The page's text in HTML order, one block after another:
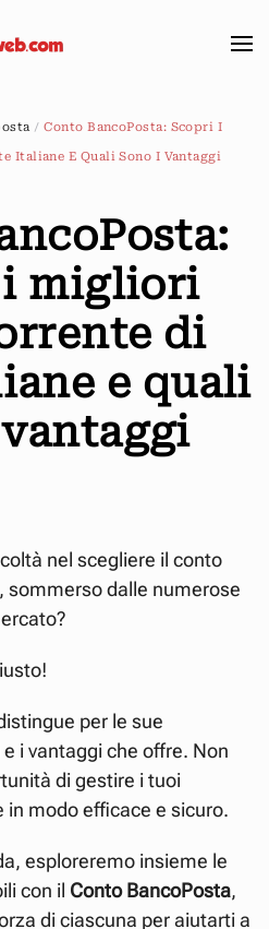
Conto BancoPosta: Scopri I
Italiane E Quali Sono I Vantaggi
migliori
di
e quali
nel scegliere il conto
sommerso dalle numerose
per le sue
i vantaggi che offre. Non
di gestire i tuoi
in modo efficace e sicuro.
esploreremo insieme le
con il Conto BancoPosta,
di ciascuna per aiutarti a